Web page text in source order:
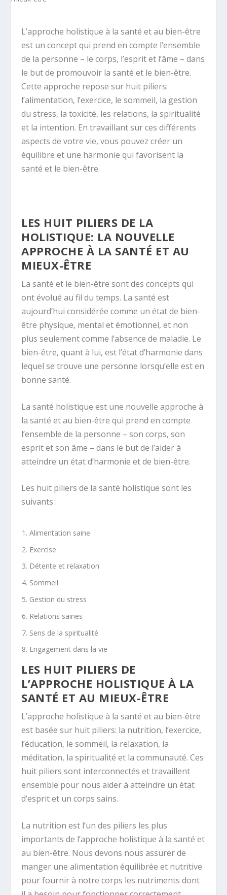
L’approche holistique à la santé et au bien-être
est un concept qui prend en compte l’ensemble
de la personne – le corps, l’esprit et l’âme – dans
le but de promouvoir la santé et le bien-être.
Cette approche repose sur huit piliers:
l’alimentation, l’exercice, le sommeil, la gestion
du stress, la toxicité, les relations, la spiritualité
et la intention. En travaillant sur ces différents
aspects de votre vie, vous pouvez créer un
équilibre et une harmonie qui favorisent la
santé et le bien-être.
LES HUIT PILIERS DE LA
HOLISTIQUE: LA NOUVELLE
APPROCHE À LA SANTÉ ET AU
MIEUX-ÊTRE
La santé et le bien-être sont des concepts qui
ont évolué au fil du temps. La santé est
aujourd’hui considérée comme un état de bien-
être physique, mental et émotionnel, et non
plus seulement comme l’absence de maladie. Le
bien-être, quant à lui, est l’état d’harmonie dans
lequel se trouve une personne lorsqu’elle est en
bonne santé.
La santé holistique est une nouvelle approche à
la santé et au bien-être qui prend en compte
l’ensemble de la personne – son corps, son
esprit et son âme – dans le but de l’aider à
atteindre un état d’harmonie et de bien-être.
Les huit piliers de la santé holistique sont les
suivants :
Alimentation saine
Exercise
Détente et relaxation
Sommeil
Gestion du stress
Relations saines
Sens de la spiritualité
Engagement dans la vie
LES HUIT PILIERS DE
L’APPROCHE HOLISTIQUE À LA
SANTÉ ET AU MIEUX-ÊTRE
L’approche holistique à la santé et au bien-être
est basée sur huit piliers: la nutrition, l’exercice,
l’éducation, le sommeil, la relaxation, la
méditation, la spiritualité et la communauté. Ces
huit piliers sont interconnectés et travaillent
ensemble pour nous aider à atteindre un état
d’esprit et un corps sains.
La nutrition est l’un des piliers les plus
importants de l’approche holistique à la santé et
au bien-être. Nous devons nous assurer de
manger une alimentation équilibrée et nutritive
pour fournir à notre corps les nutriments dont